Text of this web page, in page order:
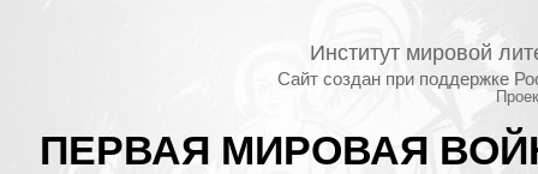
Институт мировой
Сайт создан при поддержке
ПЕРВАЯ МИРОВАЯ